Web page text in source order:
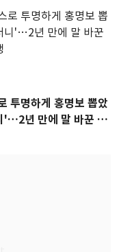
투명하게 홍명보 뽑았
'…2년 만에 말 바꾼 이